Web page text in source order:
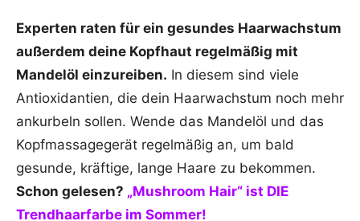
Experten raten für ein gesundes Haarwachstum
außerdem deine Kopfhaut regelmäßig mit
Mandelöl einzureiben. In diesem sind viele
Antioxidantien, die dein Haarwachstum noch mehr
ankurbeln sollen. Wende das Mandelöl und das
Kopfmassagegerät regelmäßig an, um bald
gesunde, kräftige, lange Haare zu bekommen.
Schon gelesen? „Mushroom Hair“ ist DIE
Trendhaarfarbe im Sommer!